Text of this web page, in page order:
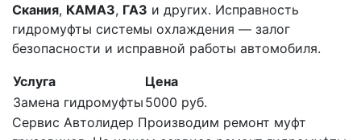
Скания, КАМАЗ, ГАЗ и других. Исправность
гидромуфты системы охлаждения — залог
безопасности и исправной работы автомобиля.
Услуга
Цена
Замена гидромуфты 5000 руб.
Сервис Автолидер Производим ремонт муфт